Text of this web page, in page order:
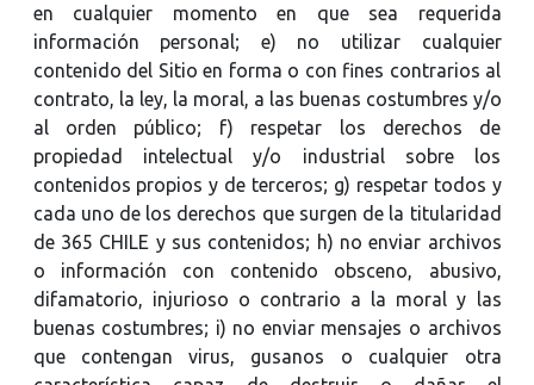
en cualquier momento en que sea requerida
información personal; e) no utilizar cualquier
contenido del Sitio en forma o con fines contrarios al
contrato, la ley, la moral, a las buenas costumbres y/o
al orden público; f) respetar los derechos de
propiedad intelectual y/o industrial sobre los
contenidos propios y de terceros; g) respetar todos y
cada uno de los derechos que surgen de la titularidad
de 365 CHILE y sus contenidos; h) no enviar archivos
o información con contenido obsceno, abusivo,
difamatorio, injurioso o contrario a la moral y las
buenas costumbres; i) no enviar mensajes o archivos
que contengan virus, gusanos o cualquier otra